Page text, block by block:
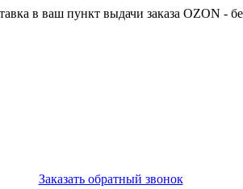
в ваш пункт выдачи заказа OZON -
Заказать обратный звонок